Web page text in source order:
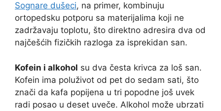
Sognare dušeci, na primer, kombinuju
ortopedsku potporu sa materijalima koji ne
zadržavaju toplotu, što direktno adresira dva od
najčešćih fizičkih razloga za isprekidan san.
Kofein i alkohol su dva česta krivca za loš san.
Kofein ima poluživot od pet do sedam sati, što
znači da kafa popijena u tri popodne još uvek
radi posao u deset uveče. Alkohol može ubrzati